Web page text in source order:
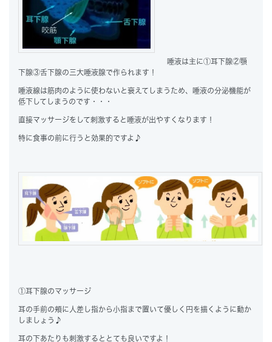
唾液は主に①耳下腺②顎
下腺③舌下腺の 三大唾液腺で作られます！
唾液線は筋肉のように使わないと衰えてしまうため、唾液の分泌機能が
低下してしまうのです・・・
直接マッサージをして刺激すると唾液が出やすくなります！
特に食事の前に行うと効果的ですよ♪
①耳下腺のマッサージ
耳の手前の頬に人差し指から小指まで置いて優しく円を描くように動か
しましょう♪
耳の下あたりも刺激するととても良いですよ！